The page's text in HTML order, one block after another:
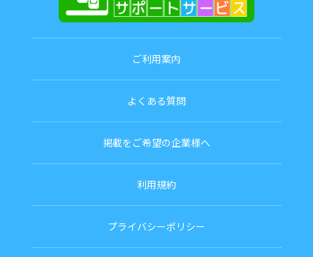
ご利用案内
よくある質問
掲載をご希望の企業様へ
利用規約
プライバシーポリシー